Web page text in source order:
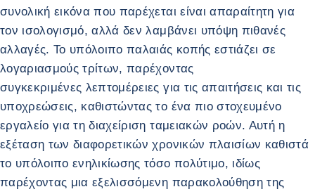
συνολική εικόνα που παρέχεται είναι απαραίτητη για
τον ισολογισμό, αλλά δεν λαμβάνει υπόψη πιθανές
αλλαγές. Το υπόλοιπο παλαιάς κοπής εστιάζει σε
λογαριασμούς τρίτων, παρέχοντας
συγκεκριμένες λεπτομέρειες για τις απαιτήσεις και τις
υποχρεώσεις, καθιστώντας το ένα πιο στοχευμένο
εργαλείο για τη διαχείριση ταμειακών ροών. Αυτή η
εξέταση των διαφορετικών χρονικών πλαισίων καθιστά
το υπόλοιπο ενηλικίωσης τόσο πολύτιμο, ιδίως
παρέχοντας μια εξελισσόμενη παρακολούθηση της